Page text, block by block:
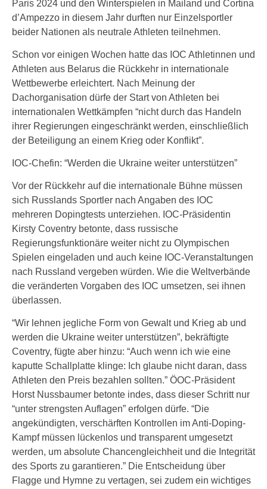
Paris 2024 und den Winterspielen in Mailand und Cortina
d’Ampezzo in diesem Jahr durften nur Einzelsportler
beider Nationen als neutrale Athleten teilnehmen.
Schon vor einigen Wochen hatte das IOC Athletinnen und
Athleten aus Belarus die Rückkehr in internationale
Wettbewerbe erleichtert. Nach Meinung der
Dachorganisation dürfe der Start von Athleten bei
internationalen Wettkämpfen “nicht durch das Handeln
ihrer Regierungen eingeschränkt werden, einschließlich
der Beteiligung an einem Krieg oder Konflikt”.
IOC-Chefin: “Werden die Ukraine weiter unterstützen”
Vor der Rückkehr auf die internationale Bühne müssen
sich Russlands Sportler nach Angaben des IOC
mehreren Dopingtests unterziehen. IOC-Präsidentin
Kirsty Coventry betonte, dass russische
Regierungsfunktionäre weiter nicht zu Olympischen
Spielen eingeladen und auch keine IOC-Veranstaltungen
nach Russland vergeben würden. Wie die Weltverbände
die veränderten Vorgaben des IOC umsetzen, sei ihnen
überlassen.
“Wir lehnen jegliche Form von Gewalt und Krieg ab und
werden die Ukraine weiter unterstützen”, bekräftigte
Coventry, fügte aber hinzu: “Auch wenn ich wie eine
kaputte Schallplatte klinge: Ich glaube nicht daran, dass
Athleten den Preis bezahlen sollten.” ÖOC-Präsident
Horst Nussbaumer betonte indes, dass dieser Schritt nur
“unter strengsten Auflagen” erfolgen dürfe. “Die
angekündigten, verschärften Kontrollen im Anti-Doping-
Kampf müssen lückenlos und transparent umgesetzt
werden, um absolute Chancengleichheit und die Integrität
des Sports zu garantieren.” Die Entscheidung über
Flagge und Hymne zu vertagen, sei zudem ein wichtiges